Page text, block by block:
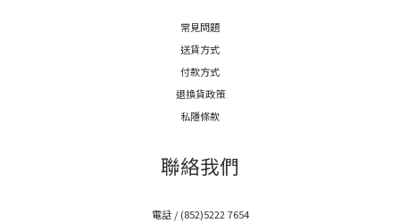
常見問題
送貨方式
付款方式
退換貨政策
私隱條款
聯絡我們
電話 / (852)5222 7654